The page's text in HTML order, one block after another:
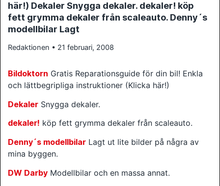
här!) Dekaler Snygga dekaler. dekaler! köp
fett grymma dekaler från scaleauto. Denny´s
modellbilar Lagt
Redaktionen • 21 februari, 2008
Bildoktorn Gratis Reparationsguide för din bil! Enkla
och lättbegripliga instruktioner (Klicka här!)
Dekaler Snygga dekaler.
dekaler! köp fett grymma dekaler från scaleauto.
Denny´s modellbilar Lagt ut lite bilder på några av
mina byggen.
DW Darby Modellbilar och en massa annat.